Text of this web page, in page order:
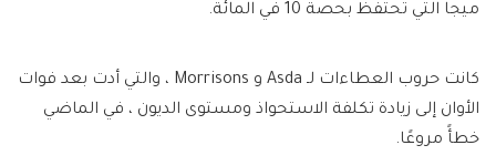
ميجا التي تحتفظ بحصة 10 في المائة.
كانت حروب العطاءات لـ Asda و Morrisons ، والتي أدت بعد فوات
الأوان إلى زيادة تكلفة الاستحواذ ومستوى الديون ، في الماضي
خطأً مروعًا.